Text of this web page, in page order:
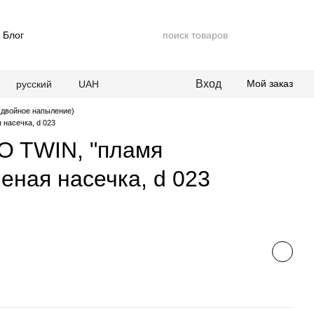
Блог
русский UAH Вход Мой заказ
напыление)
d 023
TWIN, "пламя
насечка, d 023